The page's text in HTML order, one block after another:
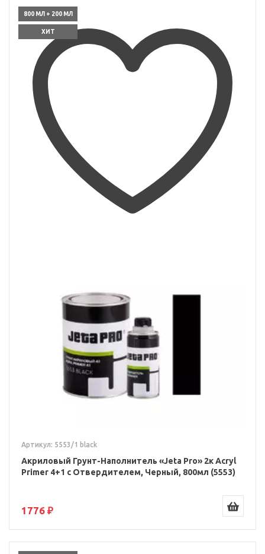
800 МЛ + 200 МЛ
ХИТ
Артикул: 5553/1 black
Акриловый Грунт-Наполнитель «Jeta Pro» 2к Acryl
Primer 4+1 с Отвердителем, Черный, 800мл (5553)
1776 ₽